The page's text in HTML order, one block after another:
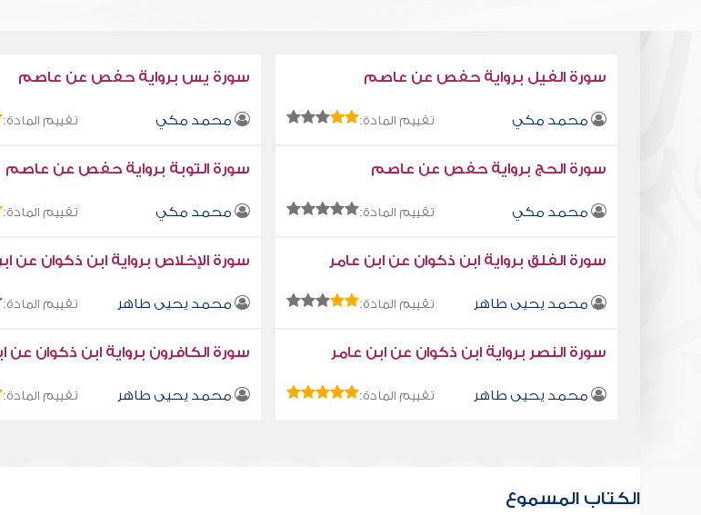
سورة الفيل برواية حفص عن عاصم
محمد مكي تقييم المادة:
سورة يس برواية حفص عن عاصم
محمد مكي تقييم المادة:
سورة الحج برواية حفص عن عاصم
محمد مكي تقييم المادة:
سورة التوبة برواية حفص عن عاصم
محمد مكي تقييم المادة:
سورة الفلق برواية ابن ذكوان عن ابن عامر
محمد يحيى طاهر تقييم المادة:
سورة الإخلاص برواية ابن ذكوان عن
محمد يحيى طاهر تقييم المادة:
سورة النصر برواية ابن ذكوان عن ابن عامر
محمد يحيى طاهر تقييم المادة:
سورة الكافرون برواية ابن ذكوان عن
محمد يحيى طاهر تقييم المادة:
الكتاب المسموع